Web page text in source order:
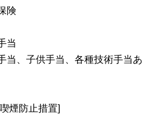
険
当
当、子供手当、各種技術手当あ
煙防止措置]